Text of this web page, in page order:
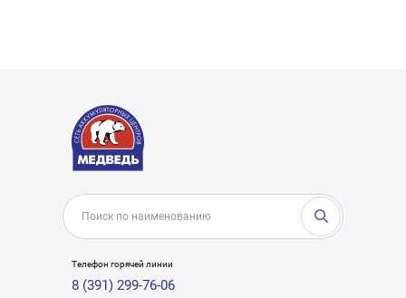
Телефон горячей линии
8 (391) 299-76-06